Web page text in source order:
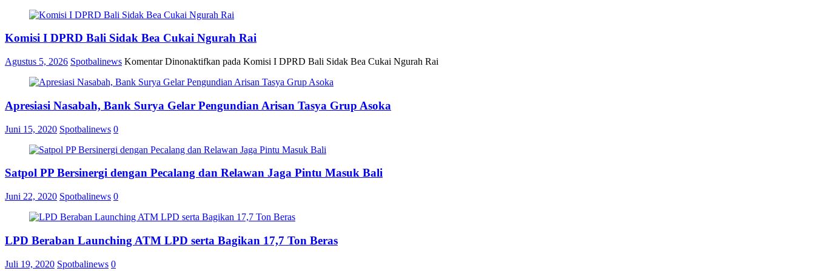
Komisi I DPRD Bali Sidak Bea Cukai Ngurah Rai
Agustus 5, 2026 Spotbalinews Komentar Dinonaktifkan pada Komisi I DPRD Bali Sidak Bea Cukai Ngurah Rai
Apresiasi Nasabah, Bank Surya Gelar Pengundian Arisan Tasya Grup Asoka
Juni 15, 2020 Spotbalinews 0
Satpol PP Bersinergi dengan Pecalang dan Relawan Jaga Pintu Masuk Bali
Juni 22, 2020 Spotbalinews 0
LPD Beraban Launching ATM LPD serta Bagikan 17,7 Ton Beras
Juli 19, 2020 Spotbalinews 0